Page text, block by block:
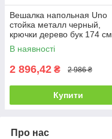
Вешалка напольная Uno
стойка металл черный,
крючки дерево бук 174 см
(Signal ТМ)
В наявності
2 896,42 ₴ 2 986 ₴
Купити
Про нас